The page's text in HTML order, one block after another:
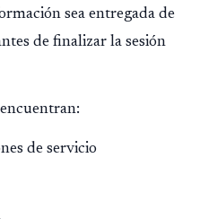
sea entregada de
de finalizar la sesión
de servicio